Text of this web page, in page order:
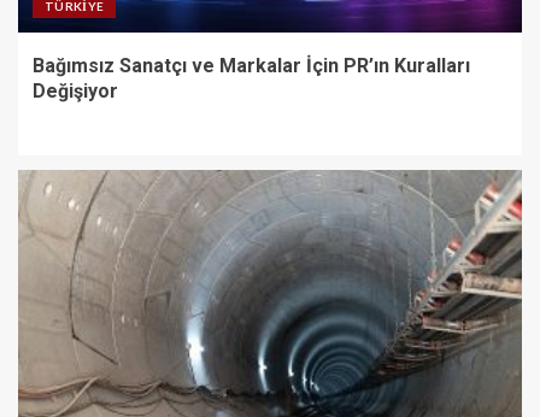
TÜRKIYE
Bağımsız Sanatçı ve Markalar İçin PR’ın Kuralları
Değişiyor